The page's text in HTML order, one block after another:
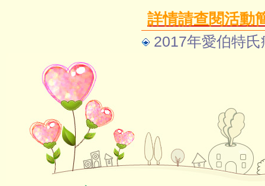
詳情請查閱活動
2017年愛伯特